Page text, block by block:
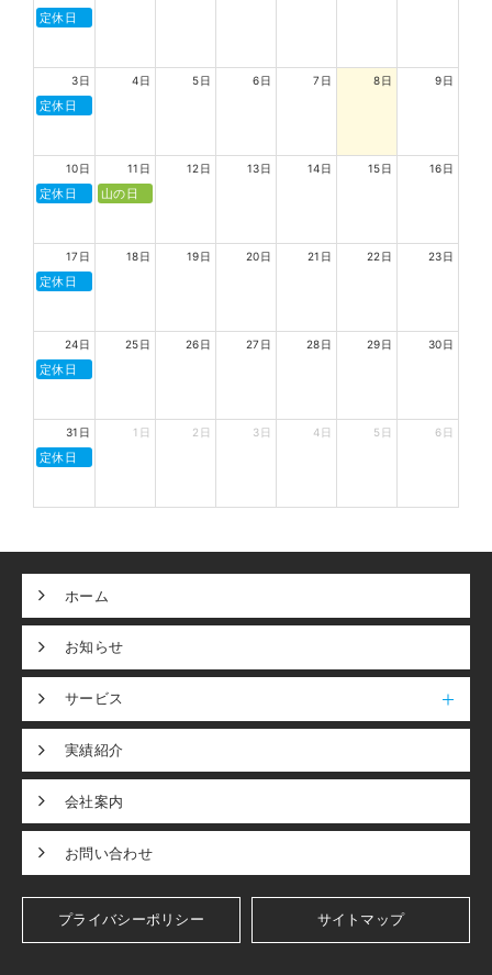
定休日
3日
定休日
4日 5日 6日 7日 8日 9日
10日
定休日
11日
山の日
12日 13日 14日 15日 16日
17日
定休日
18日 19日 20日 21日 22日 23日
24日
定休日
25日 26日 27日 28日 29日 30日
31日
定休日
1日 2日 3日 4日 5日 6日
ホーム
お知らせ
サービス
実績紹介
会社案内
お問い合わせ
プライバシーポリシー サイトマップ